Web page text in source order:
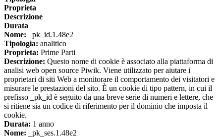
Proprieta
Descrizione
Durata
Nome: _pk_id.1.48e2
Tipologia: analitico
Proprieta: Prime Parti
Descrizione: Questo nome di cookie è associato alla piattaforma di
analisi web open source Piwik. Viene utilizzato per aiutare i
proprietari di siti Web a monitorare il comportamento dei visitatori e
misurare le prestazioni del sito. È un cookie di tipo pattern, in cui il
prefisso _pk_id è seguito da una breve serie di numeri e lettere, che
si ritiene sia un codice di riferimento per il dominio che imposta il
cookie.
Durata: 1 anno
Nome: _pk_ses.1.48e2